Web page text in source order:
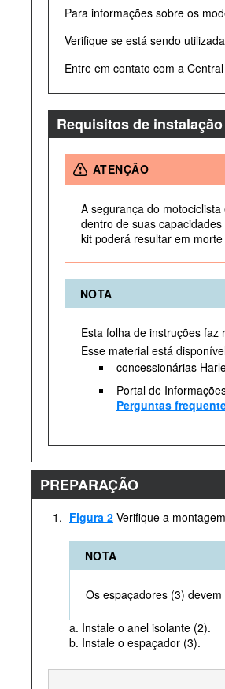
Para informações sobre os
Verifique se está sendo
Entre em contato com a
Requisitos de instalação
ATENÇÃO
A segurança do
dentro de suas
kit poderá resultar em
NOTA
Esta folha de instruções
Esse material está
concessionárias
Portal de
Perguntas
PREPARAÇÃO
1. Figura 2 Verifique a
NOTA
Os espaçadores (3)
a. Instale o anel isolante (2).
b. Instale o espaçador (3).